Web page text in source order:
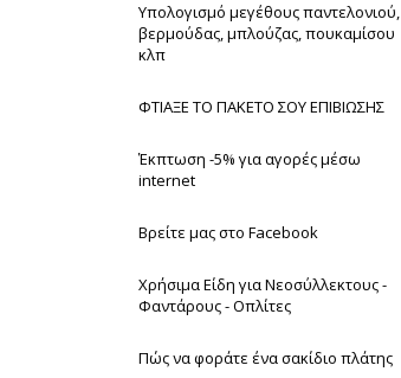
Υπολογισμό μεγέθους παντελονιού,
βερμούδας, μπλούζας, πουκαμίσου
κλπ
ΦΤΙΑΞΕ ΤΟ ΠΑΚΕΤΟ ΣΟΥ ΕΠΙΒΙΩΣΗΣ
Έκπτωση -5% για αγορές μέσω
internet
Βρείτε μας στο Facebook
Χρήσιμα Είδη για Νεοσύλλεκτους -
Φαντάρους - Οπλίτες
Πώς να φοράτε ένα σακίδιο πλάτης